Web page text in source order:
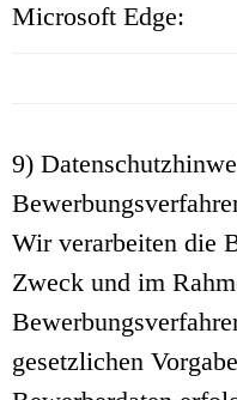
Microsoft Edge:
9)
Wir verarbeiten die
Zweck und im
gesetzlichen